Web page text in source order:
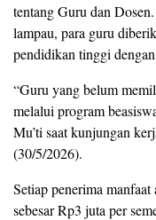
tentang Guru dan
lampau, para guru
pendidikan tinggi
“Guru yang belum
melalui program
Mu’ti saat kunjungan
(30/5/2026).
Setiap penerima
sebesar Rp3 juta per